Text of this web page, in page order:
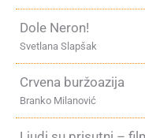
Dole Neron!
Svetlana Slapšak
Crvena buržoazija
Branko Milanović